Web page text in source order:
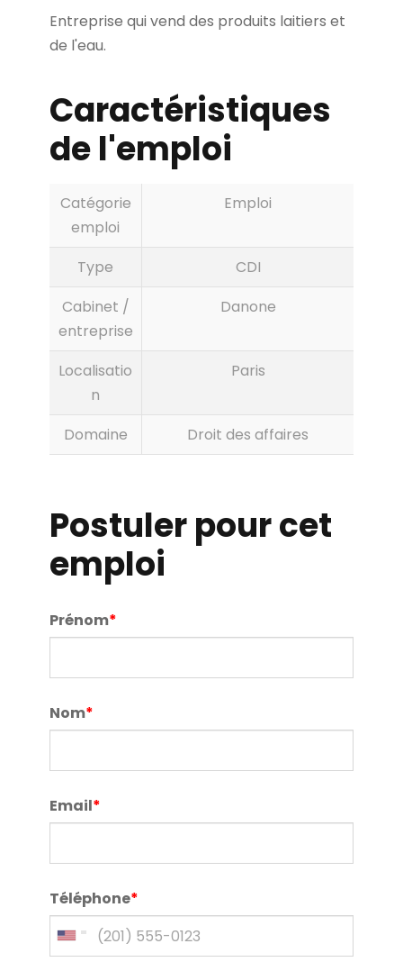
Entreprise qui vend des produits laitiers et
de l'eau.
Caractéristiques
de l'emploi
Catégorie
emploi
Emploi
Type
CDI
Cabinet /
entreprise
Danone
Localisatio
n
Paris
Domaine Droit des affaires
Postuler pour cet
emploi
Prénom*
Nom*
Email*
Téléphone*